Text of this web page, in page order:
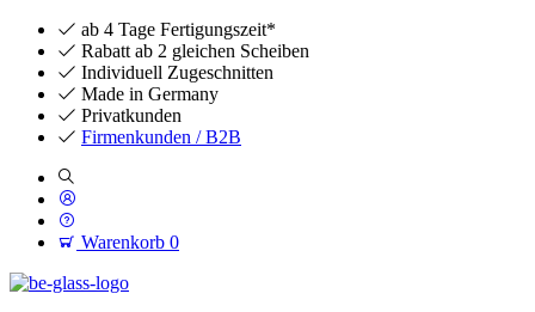
ab 4 Tage Fertigungszeit*
Rabatt ab 2 gleichen Scheiben
Individuell Zugeschnitten
Made in Germany
Privatkunden
Firmenkunden / B2B
Warenkorb 0